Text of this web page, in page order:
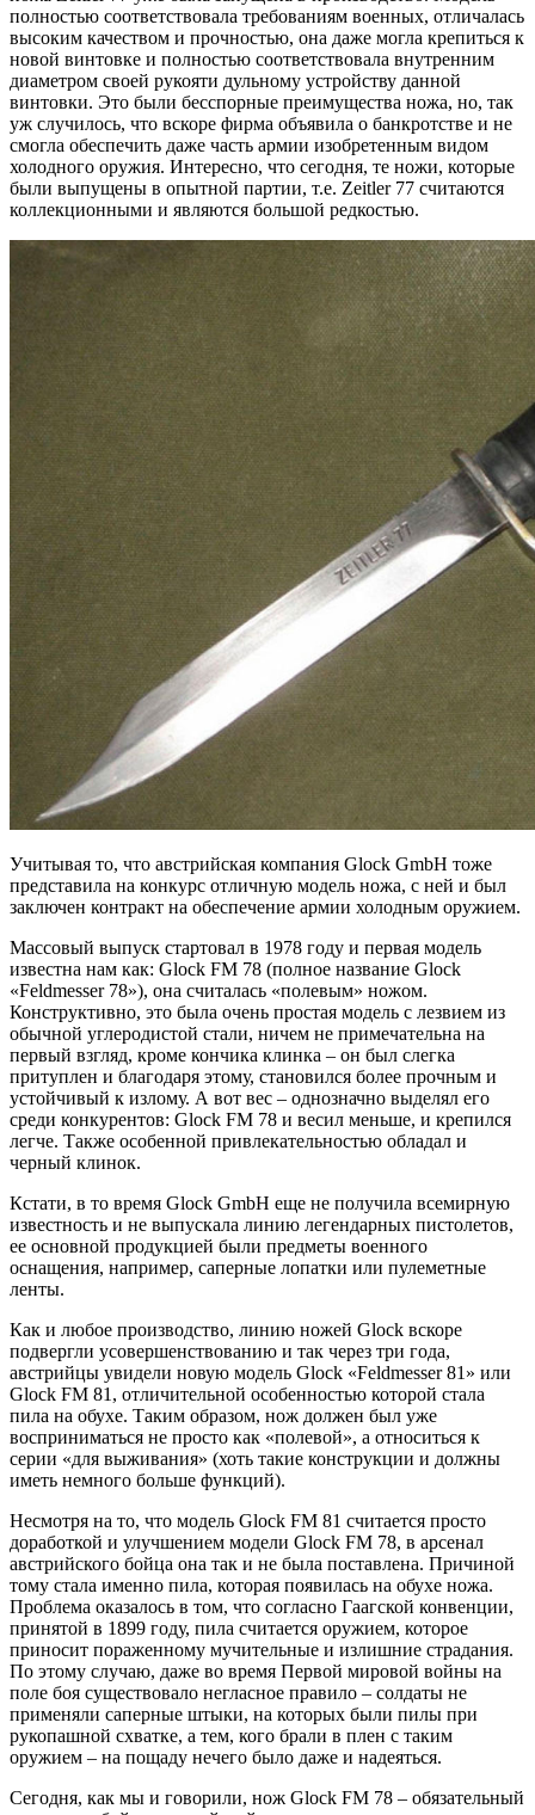
полностью соответствовала требованиям военных, отличалась
высоким качеством и прочностью, она даже могла крепиться к
новой винтовке и полностью соответствовала внутренним
диаметром своей рукояти дульному устройству данной
винтовки. Это были бесспорные преимущества ножа, но, так
уж случилось, что вскоре фирма объявила о банкротстве и не
смогла обеспечить даже часть армии изобретенным видом
холодного оружия. Интересно, что сегодня, те ножи, которые
были выпущены в опытной партии, т.е. Zeitler 77 считаются
коллекционными и являются большой редкостью.
Учитывая то, что австрийская компания Glock GmbH тоже
представила на конкурс отличную модель ножа, с ней и был
заключен контракт на обеспечение армии холодным оружием.
Массовый выпуск стартовал в 1978 году и первая модель
известна нам как: Glock FM 78 (полное название Glock
«Feldmesser 78»), она считалась «полевым» ножом.
Конструктивно, это была очень простая модель с лезвием из
обычной углеродистой стали, ничем не примечательна на
первый взгляд, кроме кончика клинка – он был слегка
притуплен и благодаря этому, становился более прочным и
устойчивый к излому. А вот вес – однозначно выделял его
среди конкурентов: Glock FM 78 и весил меньше, и крепился
легче. Также особенной привлекательностью обладал и
черный клинок.
Кстати, в то время Glock GmbH еще не получила всемирную
известность и не выпускала линию легендарных пистолетов,
ее основной продукцией были предметы военного
оснащения, например, саперные лопатки или пулеметные
ленты.
Как и любое производство, линию ножей Glock вскоре
подвергли усовершенствованию и так через три года,
австрийцы увидели новую модель Glock «Feldmesser 81» или
Glock FM 81, отличительной особенностью которой стала
пила на обухе. Таким образом, нож должен был уже
восприниматься не просто как «полевой», а относиться к
серии «для выживания» (хоть такие конструкции и должны
иметь немного больше функций).
Несмотря на то, что модель Glock FM 81 считается просто
доработкой и улучшением модели Glock FM 78, в арсенал
австрийского бойца она так и не была поставлена. Причиной
тому стала именно пила, которая появилась на обухе ножа.
Проблема оказалось в том, что согласно Гаагской конвенции,
принятой в 1899 году, пила считается оружием, которое
приносит пораженному мучительные и излишние страдания.
По этому случаю, даже во время Первой мировой войны на
поле боя существовало негласное правило – солдаты не
применяли саперные штыки, на которых были пилы при
рукопашной схватке, а тем, кого брали в плен с таким
оружием – на пощаду нечего было даже и надеяться.
Сегодня, как мы и говорили, нож Glock FM 78 – обязательный